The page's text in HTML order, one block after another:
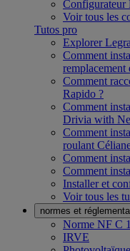
Configurateur
Voir tous les
Tutos pro
Explorer
Comment
remplacement
Comment
Rapido ?
Comment
Drivia with
Comment
roulant
Comment
Comment
Installer et
Voir tous les
normes et
Norme NF C
IRVE